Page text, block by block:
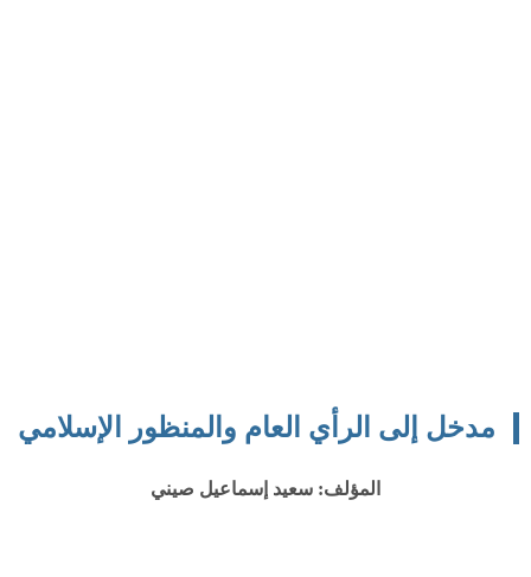
مدخل إلى الرأي العام والمنظور الإسلامي
المؤلف: سعيد إسماعيل صيني